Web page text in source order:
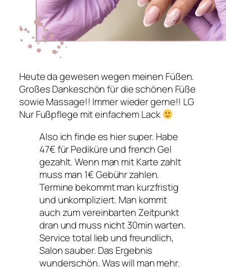
Heute da gewesen wegen meinen Füßen.
Großes Dankeschön für die schönen Füße
sowie Massage!! Immer wieder gerne!! LG
Nur Fußpflege mit einfachem Lack
Also ich finde es hier super. Habe
47€ für Pediküre und french Gel
gezahlt. Wenn man mit Karte zahlt
muss man 1€ Gebühr zahlen.
Termine bekommt man kurzfristig
und unkompliziert. Man kommt
auch zum vereinbarten Zeitpunkt
dran und muss nicht 30min warten.
Service total lieb und freundlich,
Salon sauber. Das Ergebnis
wunderschön. Was will man mehr.